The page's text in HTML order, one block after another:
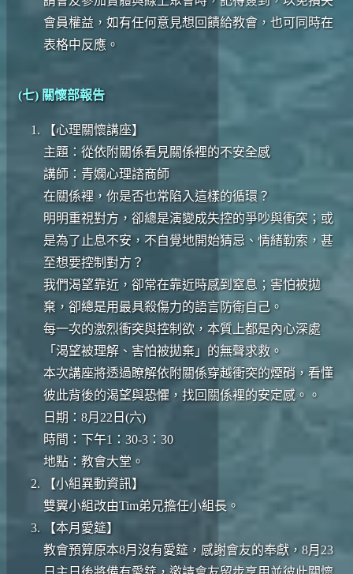
會員權益，如有任何意見想回饋給教會，也可同時在
表格中反應。
(七) 關懷部報告
【心理關懷講座】
主題：從依附關係看見關係裡的不安全感
講師：青嫻心理諮商師
在關係裡，你是否也常陷入這樣的循環？
明明重視對方，卻總是演變成失控的爭吵與衝突；或
是為了止息不安，不自覺地開始猜忌、情緒勒索，甚
至想要控制對方？
我們渴望靠近，卻常在靠近時感到窒息；害怕被拋
棄，卻總是用最具殺傷力的語言防衛自己。
每一次的激烈衝突與控制欲，本質上都是內心深處
「渴望被理解、害怕被拋棄」的無聲求救。
本次講座將透過瞭解依附關係穿越衝突的煙硝，看懂
彼此背後的渴望與恐懼，找回關係裡的安定感。。
日期：8月22日(六)
時間：下午1：30-3：30
地點：教會大堂。
【小組異動資訊】
雙翼小組改由Tim弟兄擔任小組長。
【本月愛筵】
教會預算原本8月沒有愛筵，感謝會友的奉獻，8月23